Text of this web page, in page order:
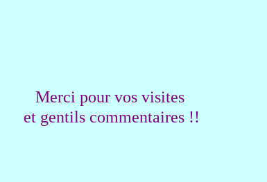
Merci pour vos visites
et gentils commentaires !!